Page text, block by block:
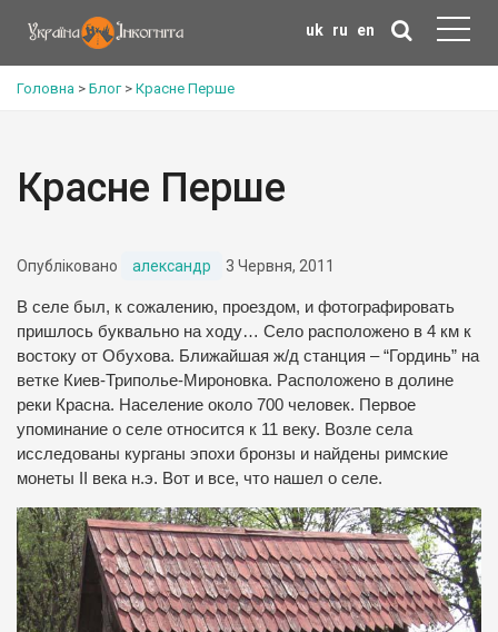
uk ru en
Головна > Блог> Красне Перше
Красне Перше
Опубліковано александр 3 Червня, 2011
В селе был, к сожалению, проездом, и фотографировать
пришлось буквально на ходу… Село расположено в 4 км к
востоку от Обухова. Ближайшая ж/д станция – “Гординь” на
ветке Киев-Триполье-Мироновка. Расположено в долине
реки Красна. Население около 700 человек. Первое
упоминание о селе относится к 11 веку. Возле села
исследованы курганы эпохи бронзы и найдены римские
монеты II века н.э. Вот и все, что нашел о селе.